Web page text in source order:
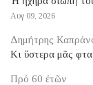
Αυγ 09, 2026
Δημήτρης
Κι ὕστερα μᾶς
Πρό 60 ἐτῶν